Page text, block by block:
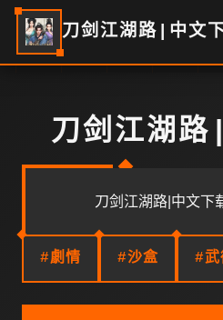
刀剑江湖路|中文
刀剑江湖
刀剑江湖路|中文下
#劇情 #沙盒 #武